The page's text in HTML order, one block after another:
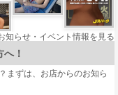
知らせ・イベント情報を見る
！
まずは、 お店からのお知ら